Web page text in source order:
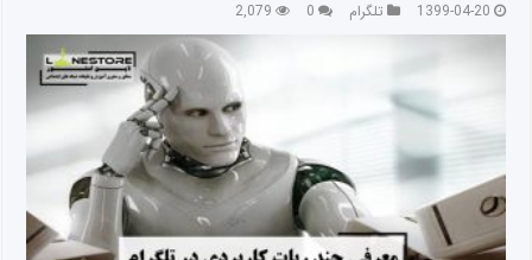
1399-04-20 تلگرام 0
2,079